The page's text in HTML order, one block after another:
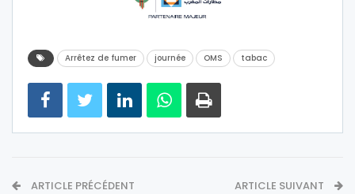
Arrêtez de fumer journée OMS tabac
ARTICLE PRÉCÉDENT ARTICLE SUIVANT